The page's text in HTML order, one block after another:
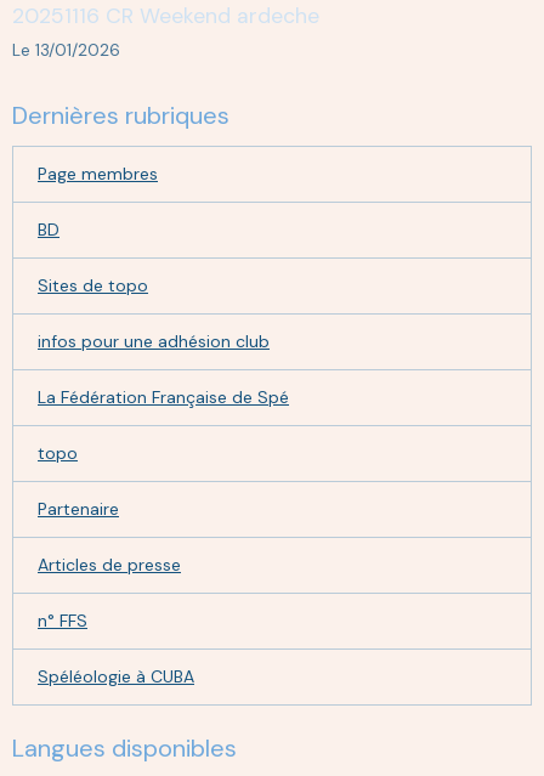
20251116 CR Weekend ardeche
Le 13/01/2026
Dernières rubriques
Page membres
BD
Sites de topo
infos pour une adhésion club
La Fédération Française de Spé
topo
Partenaire
Articles de presse
n° FFS
Spéléologie à CUBA
Langues disponibles